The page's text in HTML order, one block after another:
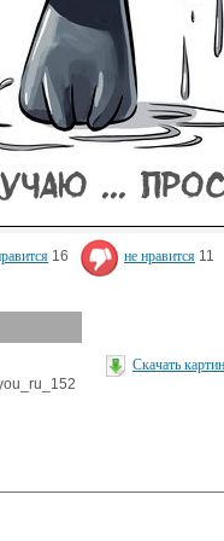
16 не нравится 11
Скачать